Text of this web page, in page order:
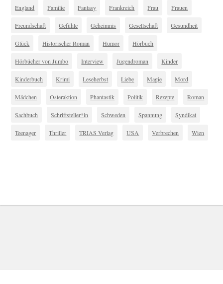
England Familie Fantasy Frankreich Frau Frauen
Freundschaft Gefühle Geheimnis Gesellschaft Gesundheit
Glück Historischer Roman Humor Hörbuch
Hörbücher von Jumbo Interview Jugendroman Kinder
Kinderbuch Krimi Leseherbst Liebe Magie Mord
Mädchen Osteraktion Phantastik Politik Rezepte Roman
Sachbuch Schriftsteller*in Schweden Spannung Syndikat
Teenager Thriller TRIAS Verlag USA Verbrechen Wien